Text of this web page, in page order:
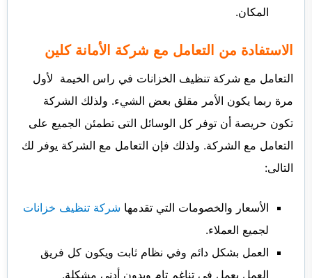
المكان.
الاستفادة من التعامل مع شركة الأمانة كلين
التعامل مع شركة تنظيف الخزانات في راس الخيمة لأول
مرة ربما يكون الأمر مقلق بعض الشيء. ولذلك الشركة
تكون حريصة أن توفر كل الوسائل التى تطمئن الجميع على
التعامل مع الشركة. ولذلك فإن التعامل مع الشركة يوفر لك
التالى:
الأسعار والخصومات التي تقدمها شركة تنظيف خزانات
لجميع العملاء.
العمل بشكل دائم وفي نظام ثابت ويكون كل فريق
العمل يعمل في تناغم تام وبدون أدنى مشكلة.